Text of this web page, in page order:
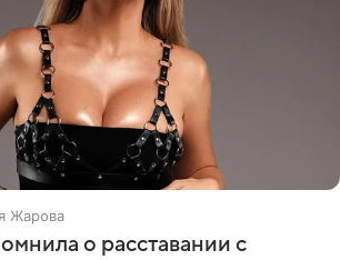
Жарова
о расставании с